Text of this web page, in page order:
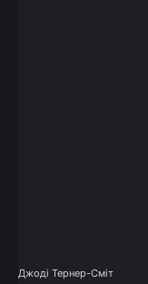
Джоді Тернер-Сміт